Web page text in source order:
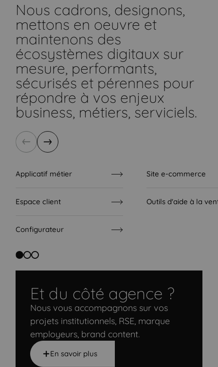
Nous cadrons, designons,
mettons en oeuvre et
maintenons des
écosystèmes digitaux sur
mesure, performants,
sécurisés et pérennes pour
répondre à vos enjeux
business, métiers, serviciels.
Précédent
Suivant
Applicatif métier
Espace client
Configurateur
Site e-commerce
Outils d'aide à la
Et du côté agence ?
Nous vous accompagnons sur vos
projets institutionnels, RSE, marque
employeurs, brand content.
En savoir plus